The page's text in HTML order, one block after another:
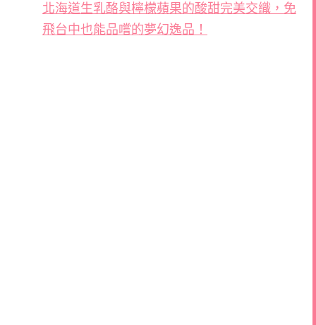
北海道生乳酪與檸檬蘋果的酸甜完美交織，免
飛台中也能品嚐的夢幻逸品！